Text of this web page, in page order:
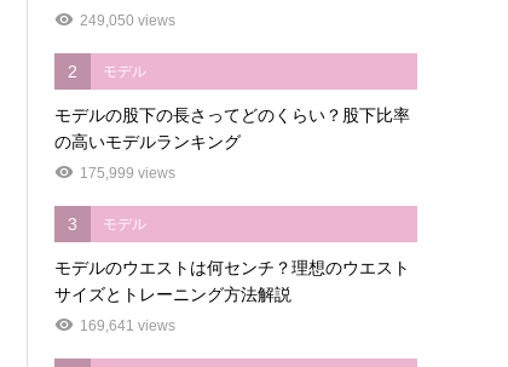
249,050 views
2 モデル
モデルの股下の長さってどのくらい？股下比率
の高いモデルランキング
175,999 views
3 モデル
モデルのウエストは何センチ？理想のウエスト
サイズとトレーニング方法解説
169,641 views